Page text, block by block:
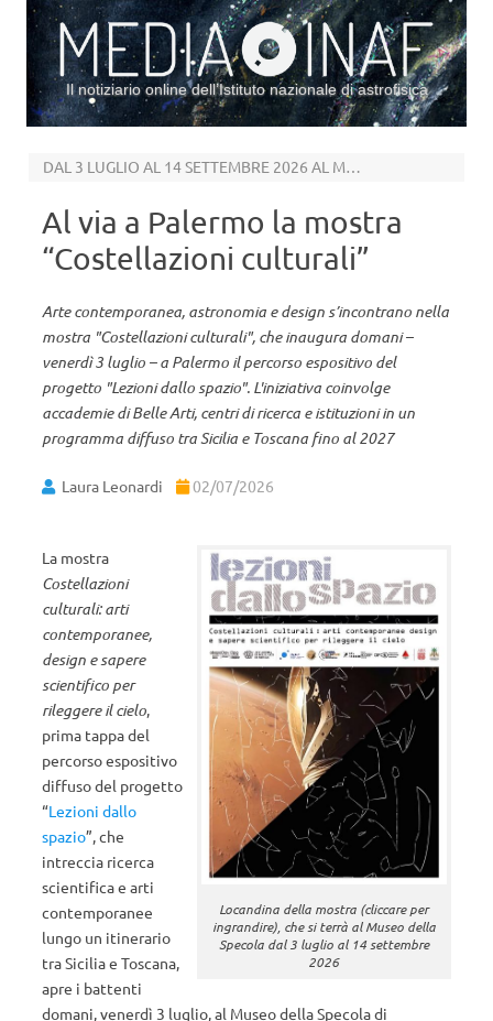
Il notiziario online dell’Istituto nazionale di astrofisica
DAL 3 LUGLIO AL 14 SETTEMBRE 2026 AL MUSEO DELLA SPECOLA
Al via a Palermo la mostra
“Costellazioni culturali”
Arte contemporanea, astronomia e design s’incontrano nella
mostra "Costellazioni culturali", che inaugura domani –
venerdì 3 luglio – a Palermo il percorso espositivo del
progetto "Lezioni dallo spazio". L'iniziativa coinvolge
accademie di Belle Arti, centri di ricerca e istituzioni in un
programma diffuso tra Sicilia e Toscana fino al 2027
Laura Leonardi 02/07/2026
Locandina della mostra (cliccare per
ingrandire), che si terrà al Museo della
Specola dal 3 luglio al 14 settembre
2026
La mostra
Costellazioni
culturali: arti
contemporanee,
design e sapere
scientifico per
rileggere il cielo,
prima tappa del
percorso espositivo
diffuso del progetto
“Lezioni dallo
spazio”, che
intreccia ricerca
scientifica e arti
contemporanee
lungo un itinerario
tra Sicilia e Toscana,
apre i battenti
domani, venerdì 3 luglio, al Museo della Specola di